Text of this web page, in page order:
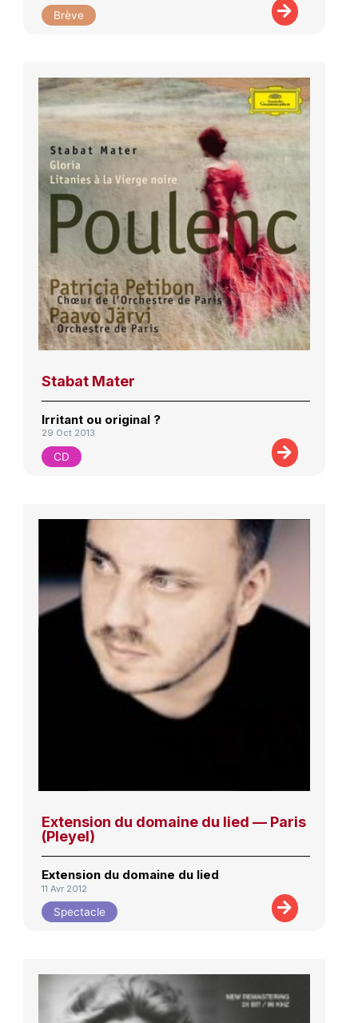
Brève
Stabat Mater
Irritant ou original ?
29 Oct 2013
CD
Extension du domaine du lied — Paris
(Pleyel)
Extension du domaine du lied
11 Avr 2012
Spectacle